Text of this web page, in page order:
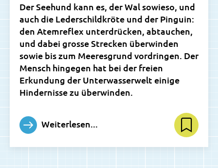
Der Seehund kann es, der Wal sowieso, und
auch die Lederschildkröte und der Pinguin:
den Atemreflex unterdrücken, abtauchen,
und dabei grosse Strecken überwinden
sowie bis zum Meeresgrund vordringen. Der
Mensch hingegen hat bei der freien
Erkundung der Unterwasserwelt einige
Hindernisse zu überwinden.
Weiterlesen...